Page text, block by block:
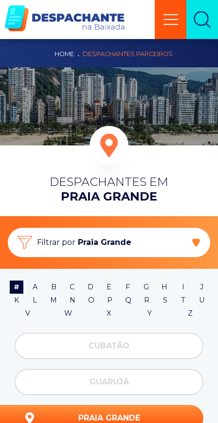
HOME DESPACHANTES PARCEIROS
DESPACHANTES EM
PRAIA GRANDE
Filtrar por Praia Grande
# A B C D E F G H I
J
K
L M N O P Q R S T
U
V
W X Y Z
CUBATÃO
GUARUJÁ
PRAIA GRANDE